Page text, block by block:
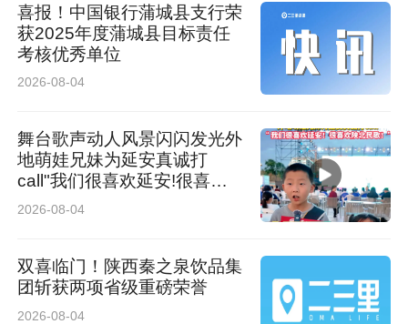
卡伦湖碧波万顷，湖岸白沙细腻，具有独特的湖
滨沙滩景观，被誉为“长春小三亚”。此次市集充
分利用湖岸线与沙滩资源，设置了落日观景台、
星空帐篷、网红喷泉广场等打卡点，并规划了40
余个涵盖美食、文创、生活零售的摊位，以及潮
流乐队、民谣LIVE、电音派对等全时段演艺，满
闲需求。同时，市集设计了“湖怪探险手册”集章
打卡游戏，游客在游玩过程中收集印章即可兑换
喜报！中国银行蒲城县支行荣
获2025年度蒲城县目标责任
考核优秀单位
2026-08-04
舞台歌声动人风景闪闪发光外
地萌娃兄妹为延安真诚打
call"我们很喜欢延安!很喜欢
陕北民歌!“
2026-08-04
双喜临门！陕西秦之泉饮品集
团斩获两项省级重磅荣誉
2026-08-04